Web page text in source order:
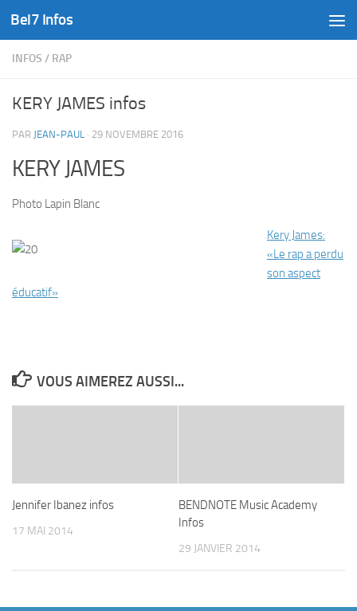
Skip to content
Bel7 Infos
INFOS / RAP
KERY JAMES infos
PAR JEAN-PAUL · 29 NOVEMBRE 2016
KERY JAMES
Photo Lapin Blanc
Kery James:
«Le rap a perdu
son aspect
éducatif»
VOUS AIMEREZ AUSSI...
Jennifer Ibanez infos
17 MAI 2014
BENDNOTE Music Academy
Infos
29 JANVIER 2014